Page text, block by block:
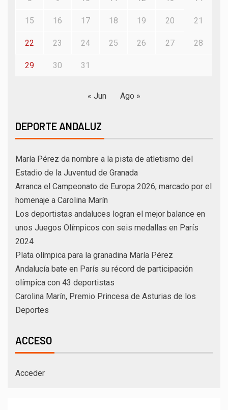
15 16 17 18 19 20 21
22 23 24 25 26 27 28
29 30 31
« Jun Ago »
DEPORTE ANDALUZ
María Pérez da nombre a la pista de atletismo del
Estadio de la Juventud de Granada
Arranca el Campeonato de Europa 2026, marcado por el
homenaje a Carolina Marín
Los deportistas andaluces logran el mejor balance en
unos Juegos Olímpicos con seis medallas en París
2024
Plata olímpica para la granadina María Pérez
Andalucía bate en París su récord de participación
olímpica con 43 deportistas
Carolina Marín, Premio Princesa de Asturias de los
Deportes
ACCESO
Acceder